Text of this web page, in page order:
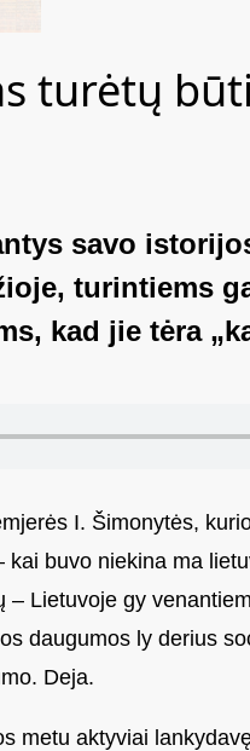
turėtų
savo
turintiems
kad jie tėra
I. Šimonytės,
kai buvo niekina ma
– Lietuvoje gy
daugumos ly derius
Deja.
metu aktyviai